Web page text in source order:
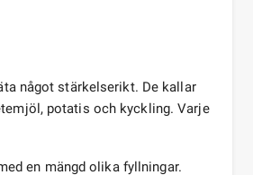
något stärkelserikt. De kallar
potatis och kyckling. Varje
en mängd olika fyllningar.